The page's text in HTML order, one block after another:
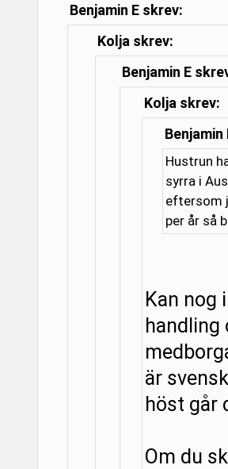
Benjamin E skrev:
Kolja skrev:
Benjamin E
Kolja skrev:
Benjamin
Hustrun
syrra i
eftersom
per år så
Kan nog
är
höst går
Om du